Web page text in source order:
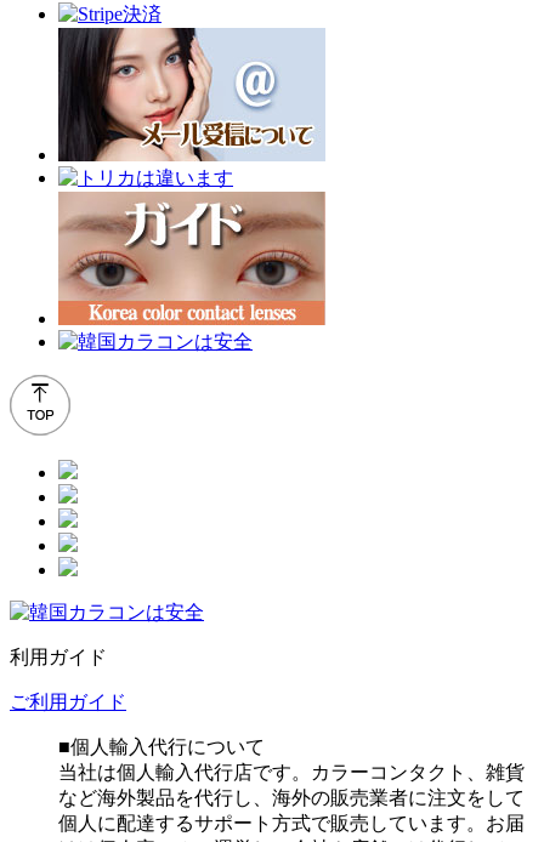
利用ガイド
ご利用ガイド
■個人輸入代行について
当社は個人輸入代行店です。カラーコンタクト、雑貨
など海外製品を代行し、海外の販売業者に注文をして
個人に配達するサポート方式で販売しています。お届